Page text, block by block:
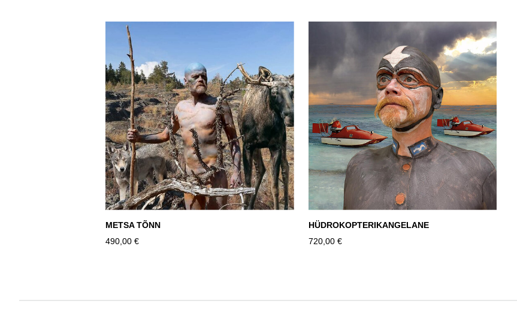
METSA TÕNN
490,00 €
HÜDROKOPTERIKANGELANE
720,00 €